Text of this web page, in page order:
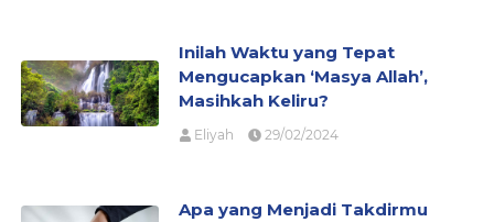
Inilah Waktu yang Tepat
Mengucapkan ‘Masya Allah’,
Masihkah Keliru?
Eliyah 29/02/2024
Apa yang Menjadi Takdirmu